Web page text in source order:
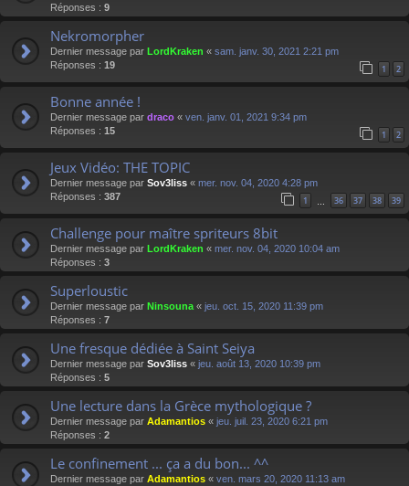
Réponses : 9
Nekromorpher
Dernier message par LordKraken « sam. janv. 30, 2021 2:21 pm
Réponses : 19 1 2
Bonne année !
Dernier message par draco « ven. janv. 01, 2021 9:34 pm
Réponses : 15 1 2
Jeux Vidéo: THE TOPIC
Dernier message par Sov3liss « mer. nov. 04, 2020 4:28 pm
Réponses : 387 1 … 36 37 38 39
Challenge pour maître spriteurs 8bit
Dernier message par LordKraken « mer. nov. 04, 2020 10:04 am
Réponses : 3
Superloustic
Dernier message par Ninsouna « jeu. oct. 15, 2020 11:39 pm
Réponses : 7
Une fresque dédiée à Saint Seiya
Dernier message par Sov3liss « jeu. août 13, 2020 10:39 pm
Réponses : 5
Une lecture dans la Grèce mythologique ?
Dernier message par Adamantios « jeu. juil. 23, 2020 6:21 pm
Réponses : 2
Le confinement ... ça a du bon... ^^
Dernier message par Adamantios « ven. mars 20, 2020 11:13 am